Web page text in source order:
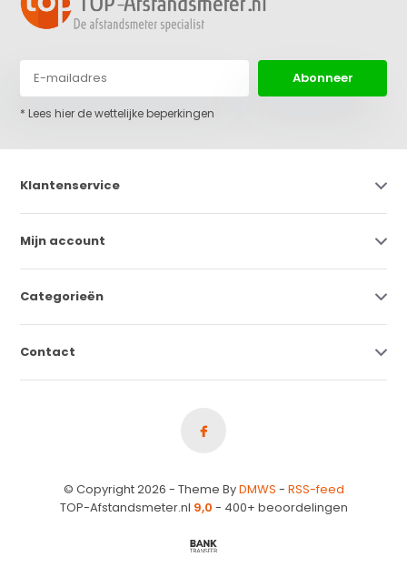
Abonneer
* Lees hier de wettelijke beperkingen
Klantenservice
Mijn account
Categorieën
Contact
© Copyright 2026 - Theme ByDMWS - RSS-feed
TOP-Afstandsmeter.nl 9,0 - 400+ beoordelingen